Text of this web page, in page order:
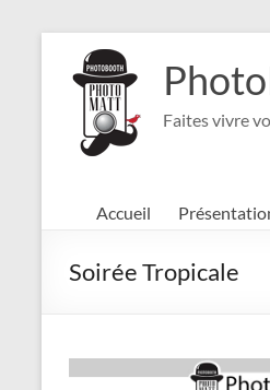
contenu
Faites vivre
Accueil
Soirée Tropicale